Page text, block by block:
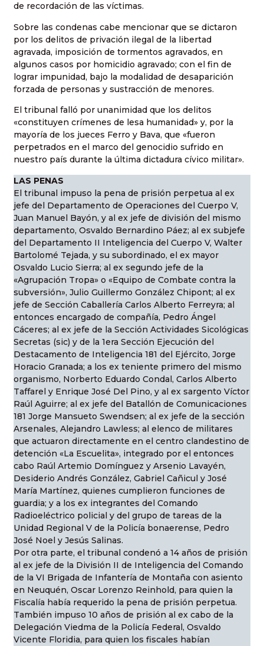
de recordación de las víctimas.
Sobre las condenas cabe mencionar que se dictaron
por los delitos de privación ilegal de la libertad
agravada, imposición de tormentos agravados, en
algunos casos por homicidio agravado; con el fin de
lograr impunidad, bajo la modalidad de desaparición
forzada de personas y sustracción de menores.
El tribunal falló por unanimidad que los delitos
«constituyen crímenes de lesa humanidad» y, por la
mayoría de los jueces Ferro y Bava, que «fueron
perpetrados en el marco del genocidio sufrido en
nuestro país durante la última dictadura cívico militar».
LAS PENAS
El tribunal impuso la pena de prisión perpetua al ex
jefe del Departamento de Operaciones del Cuerpo V,
Juan Manuel Bayón, y al ex jefe de división del mismo
departamento, Osvaldo Bernardino Páez; al ex subjefe
del Departamento II Inteligencia del Cuerpo V, Walter
Bartolomé Tejada, y su subordinado, el ex mayor
Osvaldo Lucio Sierra; al ex segundo jefe de la
«Agrupación Tropa» o «Equipo de Combate contra la
subversión», Julio Guillermo González Chipont; al ex
jefe de Sección Caballería Carlos Alberto Ferreyra; al
entonces encargado de compañía, Pedro Ángel
Cáceres; al ex jefe de la Sección Actividades Sicológicas
Secretas (sic) y de la 1era Sección Ejecución del
Destacamento de Inteligencia 181 del Ejército, Jorge
Horacio Granada; a los ex teniente primero del mismo
organismo, Norberto Eduardo Condal, Carlos Alberto
Taffarel y Enrique José Del Pino, y al ex sargento Víctor
Raúl Aguirre; al ex jefe del Batallón de Comunicaciones
181 Jorge Mansueto Swendsen; al ex jefe de la sección
Arsenales, Alejandro Lawless; al elenco de militares
que actuaron directamente en el centro clandestino de
detención «La Escuelita», integrado por el entonces
cabo Raúl Artemio Domínguez y Arsenio Lavayén,
Desiderio Andrés González, Gabriel Cañicul y José
María Martínez, quienes cumplieron funciones de
guardia; y a los ex integrantes del Comando
Radioeléctrico policial y del grupo de tareas de la
Unidad Regional V de la Policía bonaerense, Pedro
José Noel y Jesús Salinas.
Por otra parte, el tribunal condenó a 14 años de prisión
al ex jefe de la División II de Inteligencia del Comando
de la VI Brigada de Infantería de Montaña con asiento
en Neuquén, Oscar Lorenzo Reinhold, para quien la
Fiscalía había requerido la pena de prisión perpetua.
También impuso 10 años de prisión al ex cabo de la
Delegación Viedma de la Policía Federal, Osvaldo
Vicente Floridia, para quien los fiscales habían